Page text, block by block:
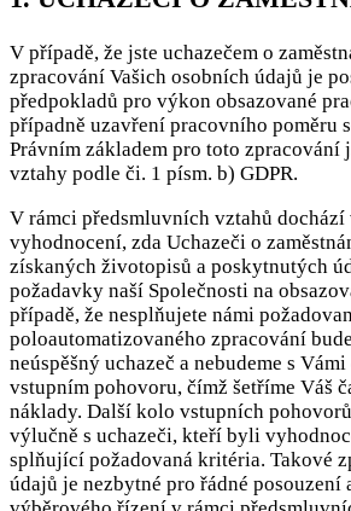
V případě, že jste uchazečem o
zpracování Vašich osobních údajů je
předpokladů pro výkon obsazované
případně uzavření pracovního poměru
Právním základem pro toto zpracování
vztahy podle či. 1 písm. b) GDPR.
V rámci předsmluvních vztahů
vyhodnocení, zda Uchazeči o
získaných životopisů a poskytnutých
požadavky naší Společnosti na
případě, že nesplňujete námi
poloautomatizovaného zpracování
neúspěšný uchazeč a nebudeme s
vstupním pohovoru, čímž šetříme Váš
náklady. Další kolo vstupních
výlučně s uchazeči, kteří byli
splňující požadovaná kritéria. Takové
údajů je nezbytné pro řádné posouzení